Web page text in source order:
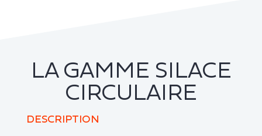
LA GAMME SILACE
CIRCULAIRE
DESCRIPTION